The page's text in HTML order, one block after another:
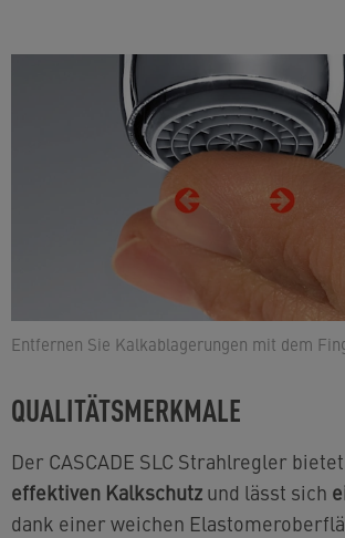
Entfernen Sie Kalkablagerungen mit dem
QUALITÄTSMERKMALE
Der CASCADE SLC Strahlregler
effektiven Kalkschutz und lässt sich
dank einer weichen